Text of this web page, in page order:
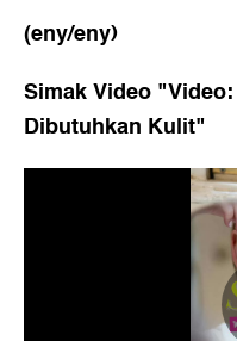
(eny/eny)
Simak Video "
Dibutuhkan Kulit"